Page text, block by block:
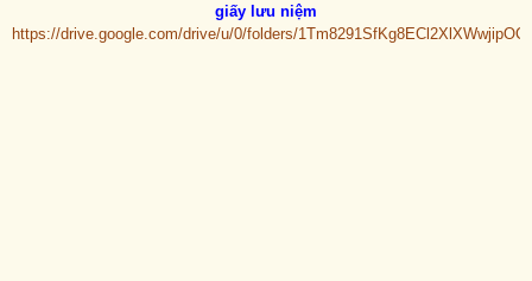
giấy lưu niệm
https://drive.google.com/drive/u/0/folders/